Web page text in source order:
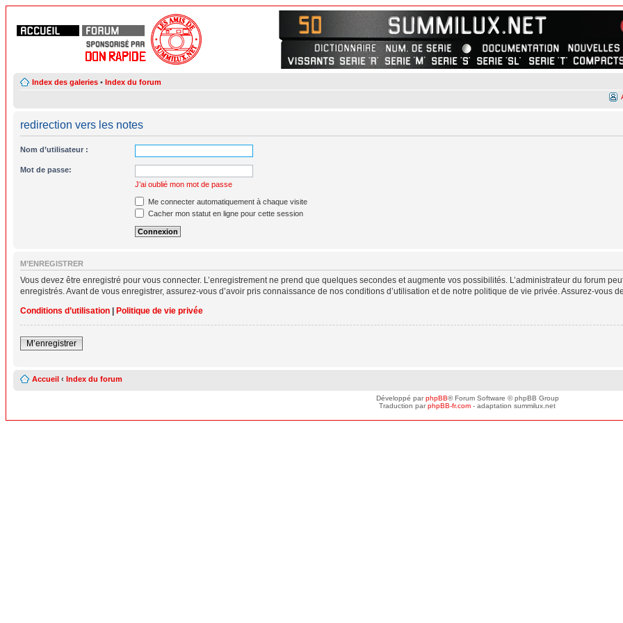
Index des galeries • Index du forum
redirection vers les notes
Nom d’utilisateur :
Mot de passe:
J’ai oublié mon mot de passe
Me connecter automatiquement à chaque visite
Cacher mon statut en ligne pour cette session
M’ENREGISTRER
Vous devez être enregistré pour vous connecter. L’enregistrement ne prend que quelques secondes et augmente vos possibilités. L’administrateur du forum
enregistrés. Avant de vous enregistrer, assurez-vous d’avoir pris connaissance de nos conditions d’utilisation et de notre politique de vie privée. Assurez-vous
Conditions d’utilisation | Politique de vie privée
M’enregistrer
Accueil ‹ Index du forum
Développé parphpBB® Forum Software © phpBB Group
Traduction parphpBB-fr.com - adaptation summilux.net